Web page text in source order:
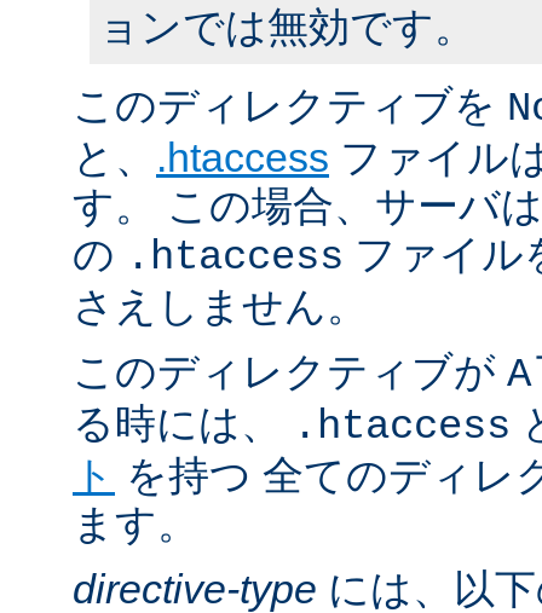
ョンでは無効です。
このディレクティブを
と、 .htaccess ファイル
す。 この場合、サーバ
の .htaccess ファイル
さえしません。
このディレクティブが
る時には、
.htaccess
ト を持つ 全てのディレ
ます。
directive-type には、以